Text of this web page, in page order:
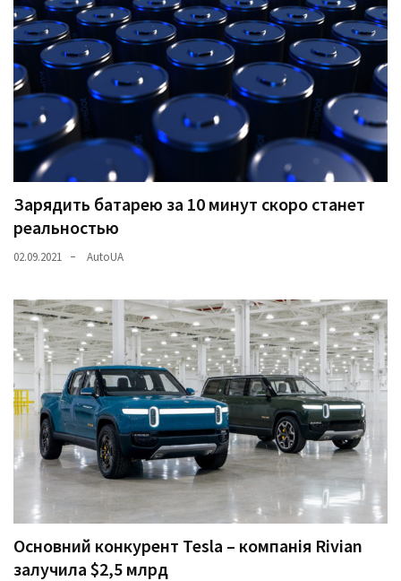
Зарядить батарею за 10 минут скоро станет
реальностью
02.09.2021 AutoUA
Основний конкурент Tesla – компанія Rivian
залучила $2,5 млрд